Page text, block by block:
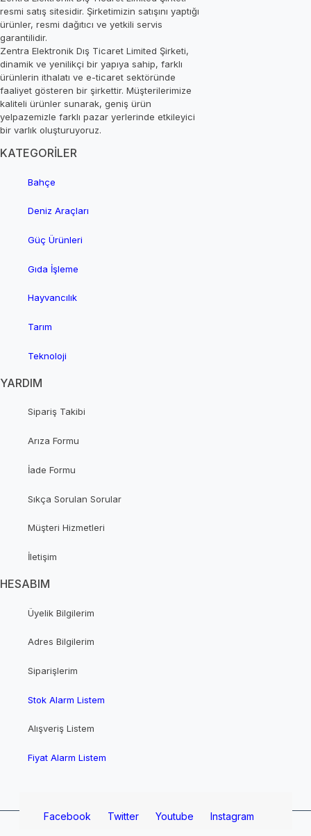
resmi satış sitesidir. Şirketimizin satışını yaptığı
ürünler, resmi dağıtıcı ve yetkili servis
garantilidir.
Zentra Elektronik Dış Ticaret Limited Şirketi,
dinamik ve yenilikçi bir yapıya sahip, farklı
ürünlerin ithalatı ve e-ticaret sektöründe
faaliyet gösteren bir şirkettir. Müşterilerimize
kaliteli ürünler sunarak, geniş ürün
yelpazemizle farklı pazar yerlerinde etkileyici
bir varlık oluşturuyoruz.
KATEGORİLER
Bahçe
Deniz Araçları
Güç Ürünleri
Gıda İşleme
Hayvancılık
Tarım
Teknoloji
YARDIM
Sipariş Takibi
Arıza Formu
İade Formu
Sıkça Sorulan Sorular
Müşteri Hizmetleri
İletişim
HESABIM
Üyelik Bilgilerim
Adres Bilgilerim
Siparişlerim
Stok Alarm Listem
Alışveriş Listem
Fiyat Alarm Listem
Facebook Twitter Youtube Instagram